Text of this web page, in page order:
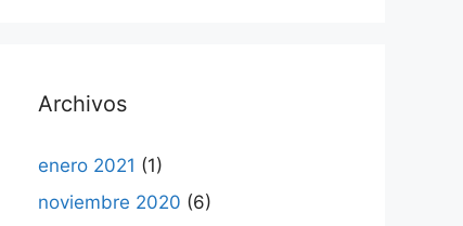
Archivos
enero 2021 (1)
noviembre 2020 (6)